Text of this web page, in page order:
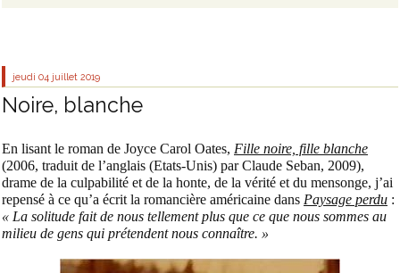
jeudi 04 juillet 2019
Noire, blanche
En lisant le roman de Joyce Carol Oates, Fille noire, fille blanche
(2006, traduit de l’anglais (Etats-Unis) par Claude Seban, 2009),
drame de la culpabilité et de la honte, de la vérité et du mensonge, j’ai
repensé à ce qu’a écrit la romancière américaine dans Paysage perdu :
« La solitude fait de nous tellement plus que ce que nous sommes au
milieu de gens qui prétendent nous connaître. »